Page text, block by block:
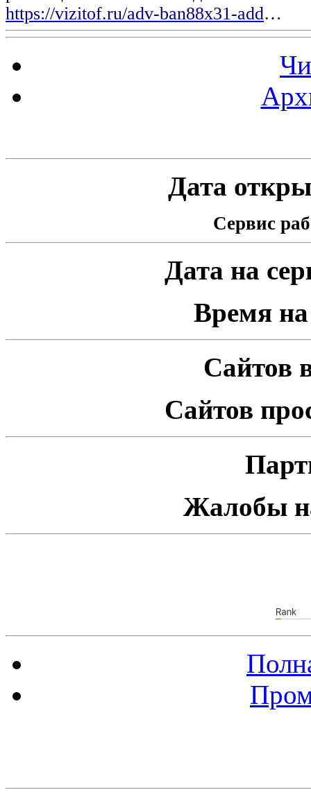
https://vizitof.ru/adv-ban88x31-add…
Дата
Сервис
Дата на
Время на
Сайтов
Сайтов
Жалобы